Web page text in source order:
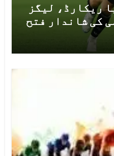
ریکارڈ، لیگز
کی شاندار فتح